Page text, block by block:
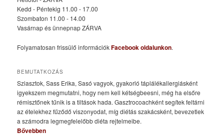
Kedd - Péntekig 11.00 - 17.00
Szombaton 11.00 - 14.00
Vasárnap és ünnepnap ZÁRVA
Folyamatosan frissülő információkFacebook oldalunkon.
BEMUTATKOZÁS
Sziasztok, Sass Erika, Sasó vagyok, gyakorló táplálékallergiásként
igyekszem megmutatni, hogy nem kell kétségbeesni, még ha elsőre
rémisztőnek tűnik is a tiltások hada. Gasztrocoachként segítek feltárni
az ételekhez fűződő viszonyodat, míg diétás szakácsként, bevezetlek
a számodra legmegfelelőbb diéta rejtelmeibe.
Bővebben